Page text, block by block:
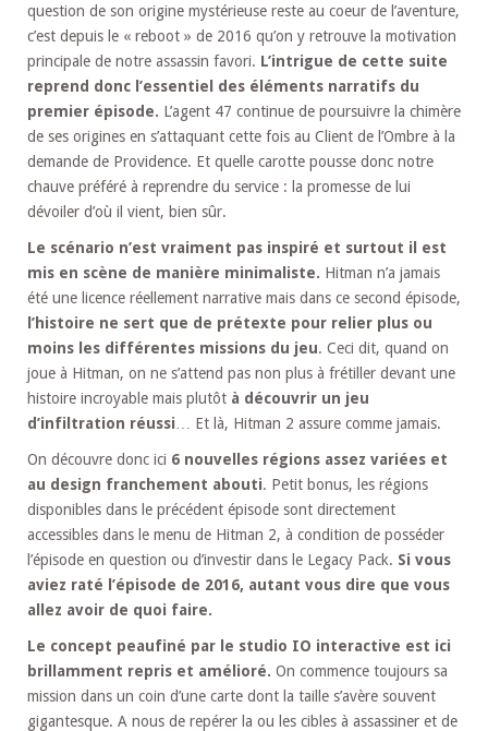
question de son origine mystérieuse reste au coeur de l’aventure,
c’est depuis le « reboot » de 2016 qu’on y retrouve la motivation
principale de notre assassin favori. L’intrigue de cette suite
reprend donc l’essentiel des éléments narratifs du
premier épisode. L’agent 47 continue de poursuivre la chimère
de ses origines en s’attaquant cette fois au Client de l’Ombre à la
demande de Providence. Et quelle carotte pousse donc notre
chauve préféré à reprendre du service : la promesse de lui
dévoiler d’où il vient, bien sûr.
Le scénario n’est vraiment pas inspiré et surtout il est
mis en scène de manière minimaliste. Hitman n’a jamais
été une licence réellement narrative mais dans ce second épisode,
l’histoire ne sert que de prétexte pour relier plus ou
moins les différentes missions du jeu. Ceci dit, quand on
joue à Hitman, on ne s’attend pas non plus à frétiller devant une
histoire incroyable mais plutôt à découvrir un jeu
d’infiltration réussi … Et là, Hitman 2 assure comme jamais.
On découvre donc ici 6 nouvelles régions assez variées et
au design franchement abouti. Petit bonus, les régions
disponibles dans le précédent épisode sont directement
accessibles dans le menu de Hitman 2, à condition de posséder
l’épisode en question ou d’investir dans le Legacy Pack. Si vous
aviez raté l’épisode de 2016, autant vous dire que vous
allez avoir de quoi faire.
Le concept peaufiné par le studio IO interactive est ici
brillamment repris et amélioré. On commence toujours sa
mission dans un coin d’une carte dont la taille s’avère souvent
gigantesque. A nous de repérer la ou les cibles à assassiner et de